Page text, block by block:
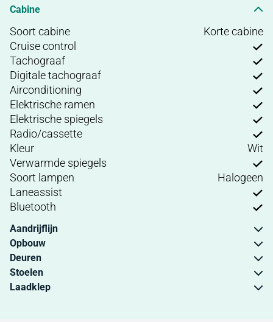
Cabine
Soort cabine
Korte cabine
Cruise control
Tachograaf
Digitale tachograaf
Airconditioning
Elektrische ramen
Elektrische spiegels
Radio/cassette
Kleur
Wit
Verwarmde spiegels
Soort lampen
Halogeen
Laneassist
Bluetooth
Aandrijflijn
Opbouw
Deuren
Stoelen
Laadklep